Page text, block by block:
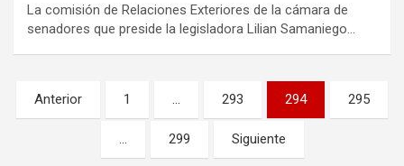
La comisión de Relaciones Exteriores de la cámara de
senadores que preside la legisladora Lilian Samaniego…
Navegación
de
entradas
Anterior 1 … 293 294 295
… 299 Siguiente